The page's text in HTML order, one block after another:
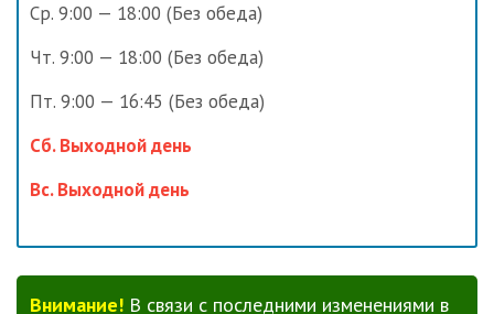
Ср. 9:00 — 18:00 (Без обеда)
Чт. 9:00 — 18:00 (Без обеда)
Пт. 9:00 — 16:45 (Без обеда)
Сб. Выходной день
Вс. Выходной день
Внимание! В связи с последними изменениями в